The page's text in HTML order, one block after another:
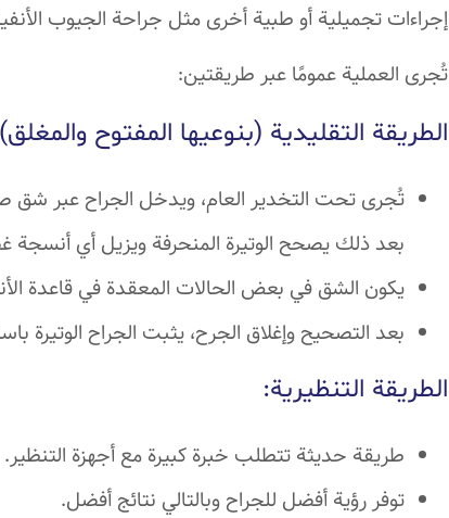
إجراءات تجميلية أو طبية أخرى مثل جراحة الجيوب
تُجرى العملية عمومًا عبر طريقتين:
الطريقة التقليدية (بنوعيها المفتوح
تُجرى تحت التخدير العام، ويدخل الجراح عبر شق
بعد ذلك يصحح الوتيرة المنحرفة ويزيل أي أنسجة
يكون الشق في بعض الحالات المعقدة في قاعدة
بعد التصحيح وإغلاق الجرح، يثبت الجراح الوتيرة
الطريقة التنظيرية:
طريقة حديثة تتطلب خبرة كبيرة مع أجهزة التنظير.
توفر رؤية أفضل للجراح وبالتالي نتائج أفضل.